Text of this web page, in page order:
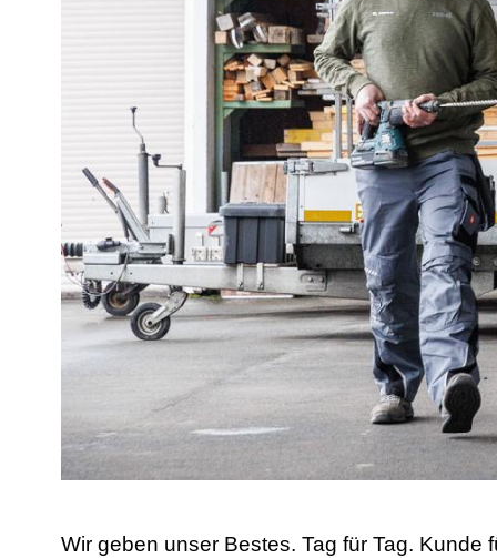
Wir geben unser Bestes. Tag für Tag.